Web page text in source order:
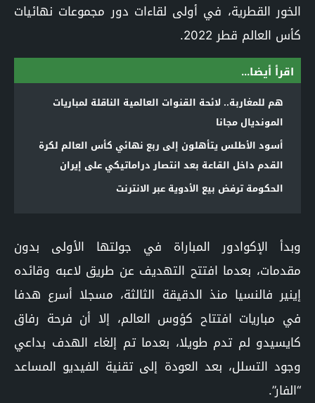
الخور القطرية، في أولى لقاءات دور مجموعات نهائيات
كأس العالم قطر 2022.
اقرأ أيضا...
هم للمغاربة.. لائحة القنوات العالمية الناقلة لمباريات
المونديال مجانا
أسود الأطلس يتأهلون إلى ربع نهائي كأس العالم لكرة
القدم داخل القاعة بعد انتصار دراماتيكي على إيران
الحكومة ترفض بيع الأدوية عبر الانترنت
وبدأ الإكوادور المباراة في جولتها الأولى بدون
مقدمات، بعدما افتتح التهديف عن طريق لاعبه وقائده
إينير فالنسيا منذ الدقيقة الثالثة، مسجلا أسرع هدفا
في مباريات افتتاح كؤوس العالم، إلا أن فرحة رفاق
كايسيدو لم تدم طويلا، بعدما تم إلغاء الهدف بداعي
وجود التسلل، بعد العودة إلى تقنية الفيديو المساعد
“الفار”.